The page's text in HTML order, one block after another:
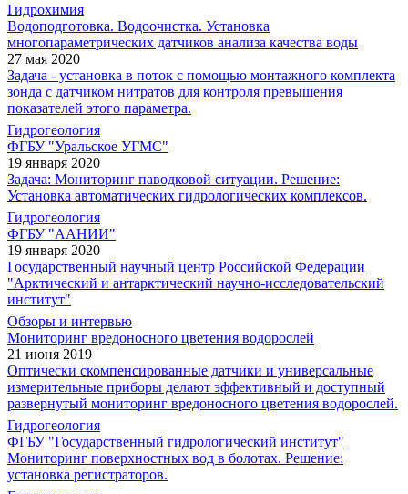
Гидрохимия
Водоподготовка. Водоочистка. Установка
многопараметрических датчиков анализа качества воды
27 мая 2020
Задача - установка в поток с помощью монтажного комплекта
зонда с датчиком нитратов для контроля превышения
показателей этого параметра.
Гидрогеология
ФГБУ "Уральское УГМС"
19 января 2020
Задача: Мониторинг паводковой ситуации. Решение:
Установка автоматических гидрологических комплексов.
Гидрогеология
ФГБУ "ААНИИ"
19 января 2020
Государственный научный центр Российской Федерации
"Арктический и антарктический научно-исследовательский
институт"
Обзоры и интервью
Мониторинг вредоносного цветения водорослей
21 июня 2019
Оптически скомпенсированные датчики и универсальные
измерительные приборы делают эффективный и доступный
развернутый мониторинг вредоносного цветения водорослей.
Гидрогеология
ФГБУ "Государственный гидрологический институт"
Мониторинг поверхностных вод в болотах. Решение:
установка регистраторов.